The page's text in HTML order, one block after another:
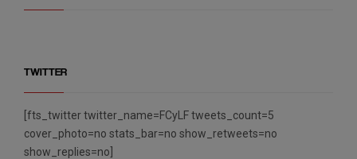
TWITTER
[fts_twitter twitter_name=FCyLF tweets_count=5
cover_photo=no stats_bar=no show_retweets=no
show_replies=no]